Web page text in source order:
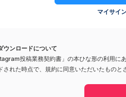
マイサイ
ウンロードについて
投稿業務契約書」の本ひな形の利用に
された時点で、規約に同意いただいたものと